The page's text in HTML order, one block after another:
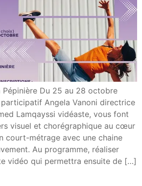
Du 25 au 28 octobre
Angela Vanoni directrice
Lamqayssi vidéaste, vous font
visuel et chorégraphique au cœur
court-métrage avec une chaine
Au programme, réaliser
vidéo qui permettra ensuite de […]